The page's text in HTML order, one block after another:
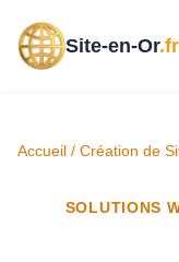
Site-en-Or.fr
Accueil / Création de
SOLUTIONS